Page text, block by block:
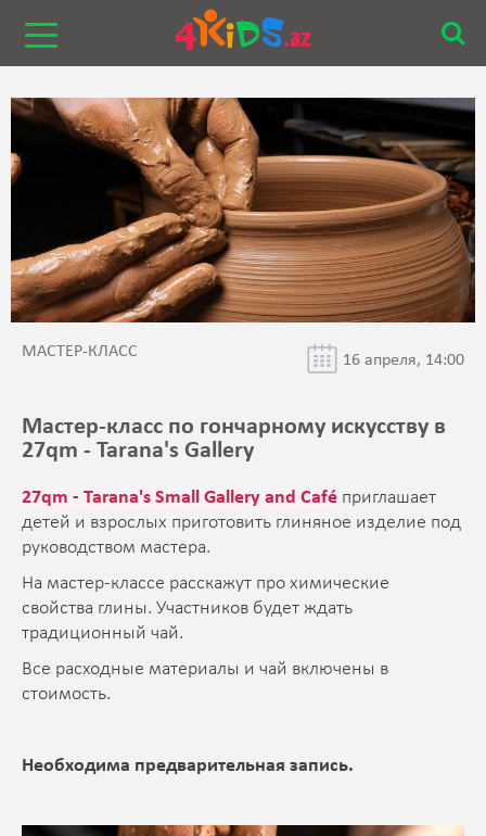
МАСТЕР-КЛАСС 16 апреля, 14:00
Мастер-класс по гончарному искусству в
27qm - Tarana's Gallery
27qm - Tarana's Small Gallery and Café приглашает
детей и взрослых приготовить глиняное изделие под
руководством мастера.
На мастер-классе расскажут про химические
свойства глины. Участников будет ждать
традиционный чай.
Все расходные материалы и чай включены в
стоимость.
Необходима предварительная запись.